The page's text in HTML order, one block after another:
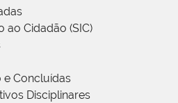
ao Cidadão (SIC)
e Concluídas
Disciplinares